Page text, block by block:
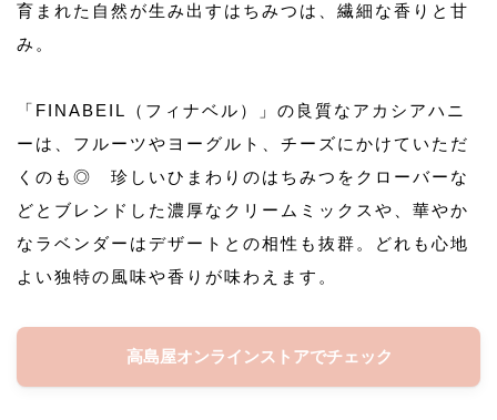
育まれた自然が生み出すはちみつは、繊細な香りと甘
み。
「FINABEIL（フィナベル）」の良質なアカシアハニ
ーは、フルーツやヨーグルト、チーズにかけていただ
くのも◎ 珍しいひまわりのはちみつをクローバーな
どとブレンドした濃厚なクリームミックスや、華やか
なラベンダーはデザートとの相性も抜群。どれも心地
よい独特の風味や香りが味わえます。
高島屋オンラインストアでチェック